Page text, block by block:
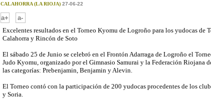
CALAHORRA (LA RIOJA)27-06-22
a+
a-
Excelentes resultados en el Torneo Kyomu de Logroño para los yudocas de
Calahorra y Rincón de Soto
El sábado 25 de Junio se celebró en el Frontón Adarraga de Logroño el
Judo Kyomu, organizado por el Gimnasio Samurai y la Federación Riojana
las categorías: Prebenjamin, Benjamin y Alevin.
El Torneo contó con la participación de 200 yudocas procedentes de los
y Soria.